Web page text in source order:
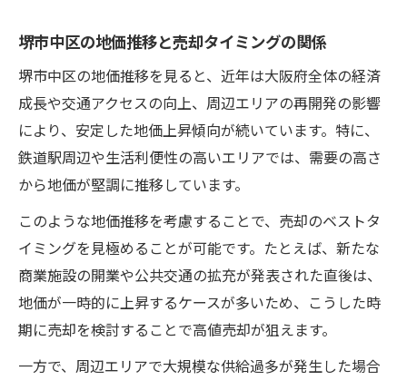
堺市中区の地価推移と売却タイミングの関係
堺市中区の地価推移を見ると、近年は大阪府全体の経済
成長や交通アクセスの向上、周辺エリアの再開発の影響
により、安定した地価上昇傾向が続いています。特に、
鉄道駅周辺や生活利便性の高いエリアでは、需要の高さ
から地価が堅調に推移しています。
このような地価推移を考慮することで、売却のベストタ
イミングを見極めることが可能です。たとえば、新たな
商業施設の開業や公共交通の拡充が発表された直後は、
地価が一時的に上昇するケースが多いため、こうした時
期に売却を検討することで高値売却が狙えます。
一方で、周辺エリアで大規模な供給過多が発生した場合